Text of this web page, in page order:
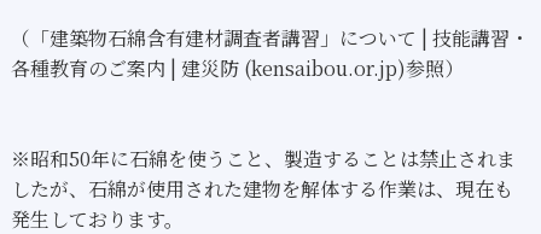
（「建築物石綿含有建材調査者講習」について | 技能講習・
各種教育のご案内 | 建災防 (kensaibou.or.jp)参照）
※昭和50年に石綿を使うこと、製造することは禁止されま
したが、石綿が使用された建物を解体する作業は、現在も
発生しております。